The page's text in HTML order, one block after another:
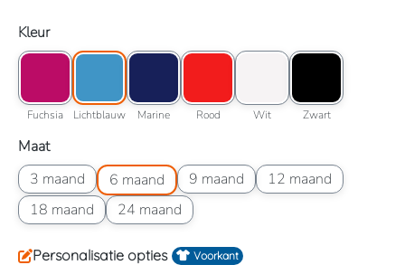
Selecteer
Kleur
Kleuroptie: Fuchsia
Fuchsia
Kleuroptie: Lichtblauw
Lichtblauw
Kleuroptie: Marine
Marine
Kleuroptie: Rood
Rood
Kleuroptie: Wit
Wit
Kleuroptie: Zwart
Zwart
Selecteer
Maat
3 maand
Maatoptie: 3 maand
6 maand
Maatoptie: 6 maand
9 maand
Maatoptie: 9 maand12 maand
Maatoptie: 12 maand
18 maand
Maatoptie: 18 maand24 maand
Maatoptie: 24 maand
Personalisatie opties Voorkant